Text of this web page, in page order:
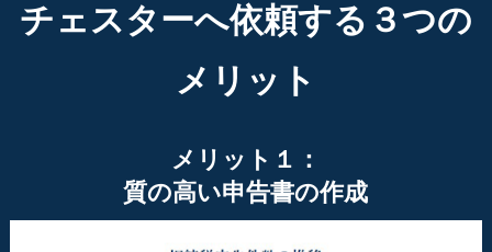
チェスターへ依頼する３つの
メリット
メリット１：
質の高い申告書の作成